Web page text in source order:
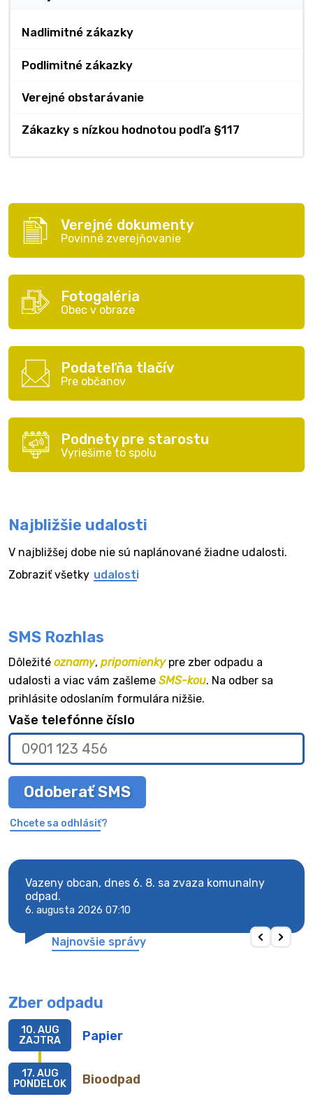
Nadlimitné zákazky
Podlimitné zákazky
Verejné obstarávanie
Zákazky s nízkou hodnotou podľa §117
Verejné dokumenty
Povinné zverejňovanie
Fotogaléria
Obec v obraze
Podateľňa tlačív
Pre občanov
Podnety pre starostu
Vyriešime to spolu
Najbližšie udalosti
V najbližšej dobe nie sú naplánované žiadne udalosti.
Zobraziť všetky udalosti
SMS Rozhlas
Dôležité oznamy, pripomienkypre zber odpadu a
udalosti a viac vám zašleme SMS-kou. Na odber sa
prihlásite odoslaním formulára nižšie.
Vaše telefónne číslo
Odoberať SMS
Chcete sa odhlásiť?
Vazeny obcan, dnes 6. 8. sa zvaza komunalny
odpad.
6. augusta 2026 07:10
Najnovšie správy
Zber odpadu
Papier
10. AUG
ZAJTRA
Bioodpad
17. AUG
PONDELOK